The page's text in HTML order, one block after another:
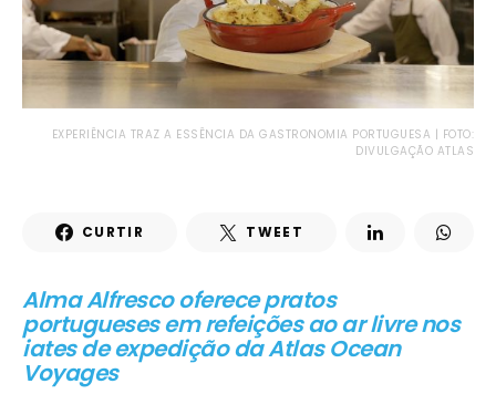
EXPERIÊNCIA TRAZ A ESSÊNCIA DA GASTRONOMIA PORTUGUESA | FOTO:
DIVULGAÇÃO ATLAS
CURTIR TWEET
Alma Alfresco oferece pratos
portugueses em refeições ao ar livre nos
iates de expedição da Atlas Ocean
Voyages